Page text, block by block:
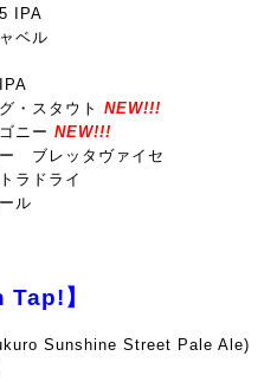
IPA
ベル
・スタウト NEW!!!
ニー NEW!!!
ブレッタヴァイセ
ラドライ
ル
】
Sunshine Street Pale Ale)